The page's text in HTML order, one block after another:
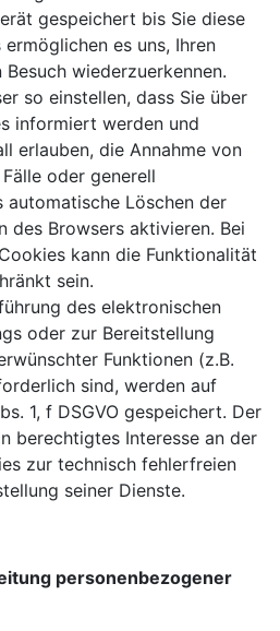
gespeichert bis Sie diese
es uns, Ihren
wiederzuerkennen.
so einstellen, dass Sie über
informiert werden und
erlauben, die Annahme von
oder generell
automatische Löschen der
des Browsers aktivieren. Bei
kann die Funktionalität
sein.
des elektronischen
oder zur Bereitstellung
Funktionen (z.B.
sind, werden auf
1, f DSGVO gespeichert. Der
berechtigtes Interesse an der
zur technisch fehlerfreien
seiner Dienste.
personenbezogener